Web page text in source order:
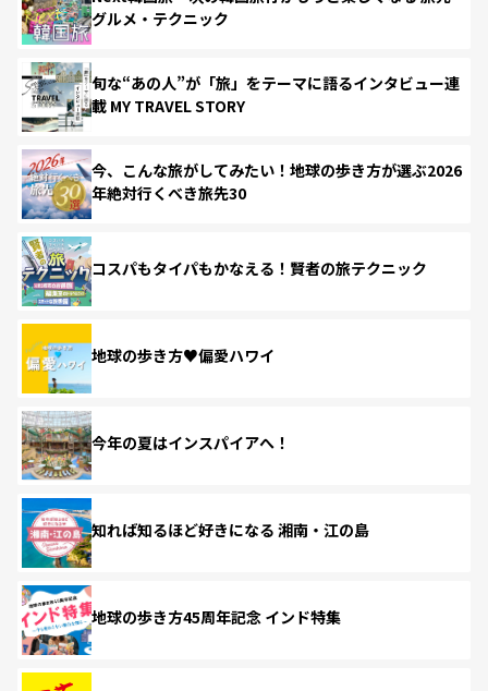
グルメ・テクニック
旬な“あの人”が「旅」をテーマに語るインタビュー連
載 MY TRAVEL STORY
今、こんな旅がしてみたい！地球の歩き方が選ぶ2026
年絶対行くべき旅先30
コスパもタイパもかなえる！賢者の旅テクニック
地球の歩き方♥偏愛ハワイ
今年の夏はインスパイアへ！
知れば知るほど好きになる 湘南・江の島
地球の歩き方45周年記念 インド特集